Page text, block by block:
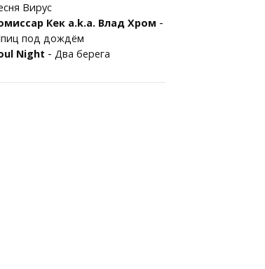
Вирус
Кек a.k.a. Влад Хром -
под дождём
Night - Два берега